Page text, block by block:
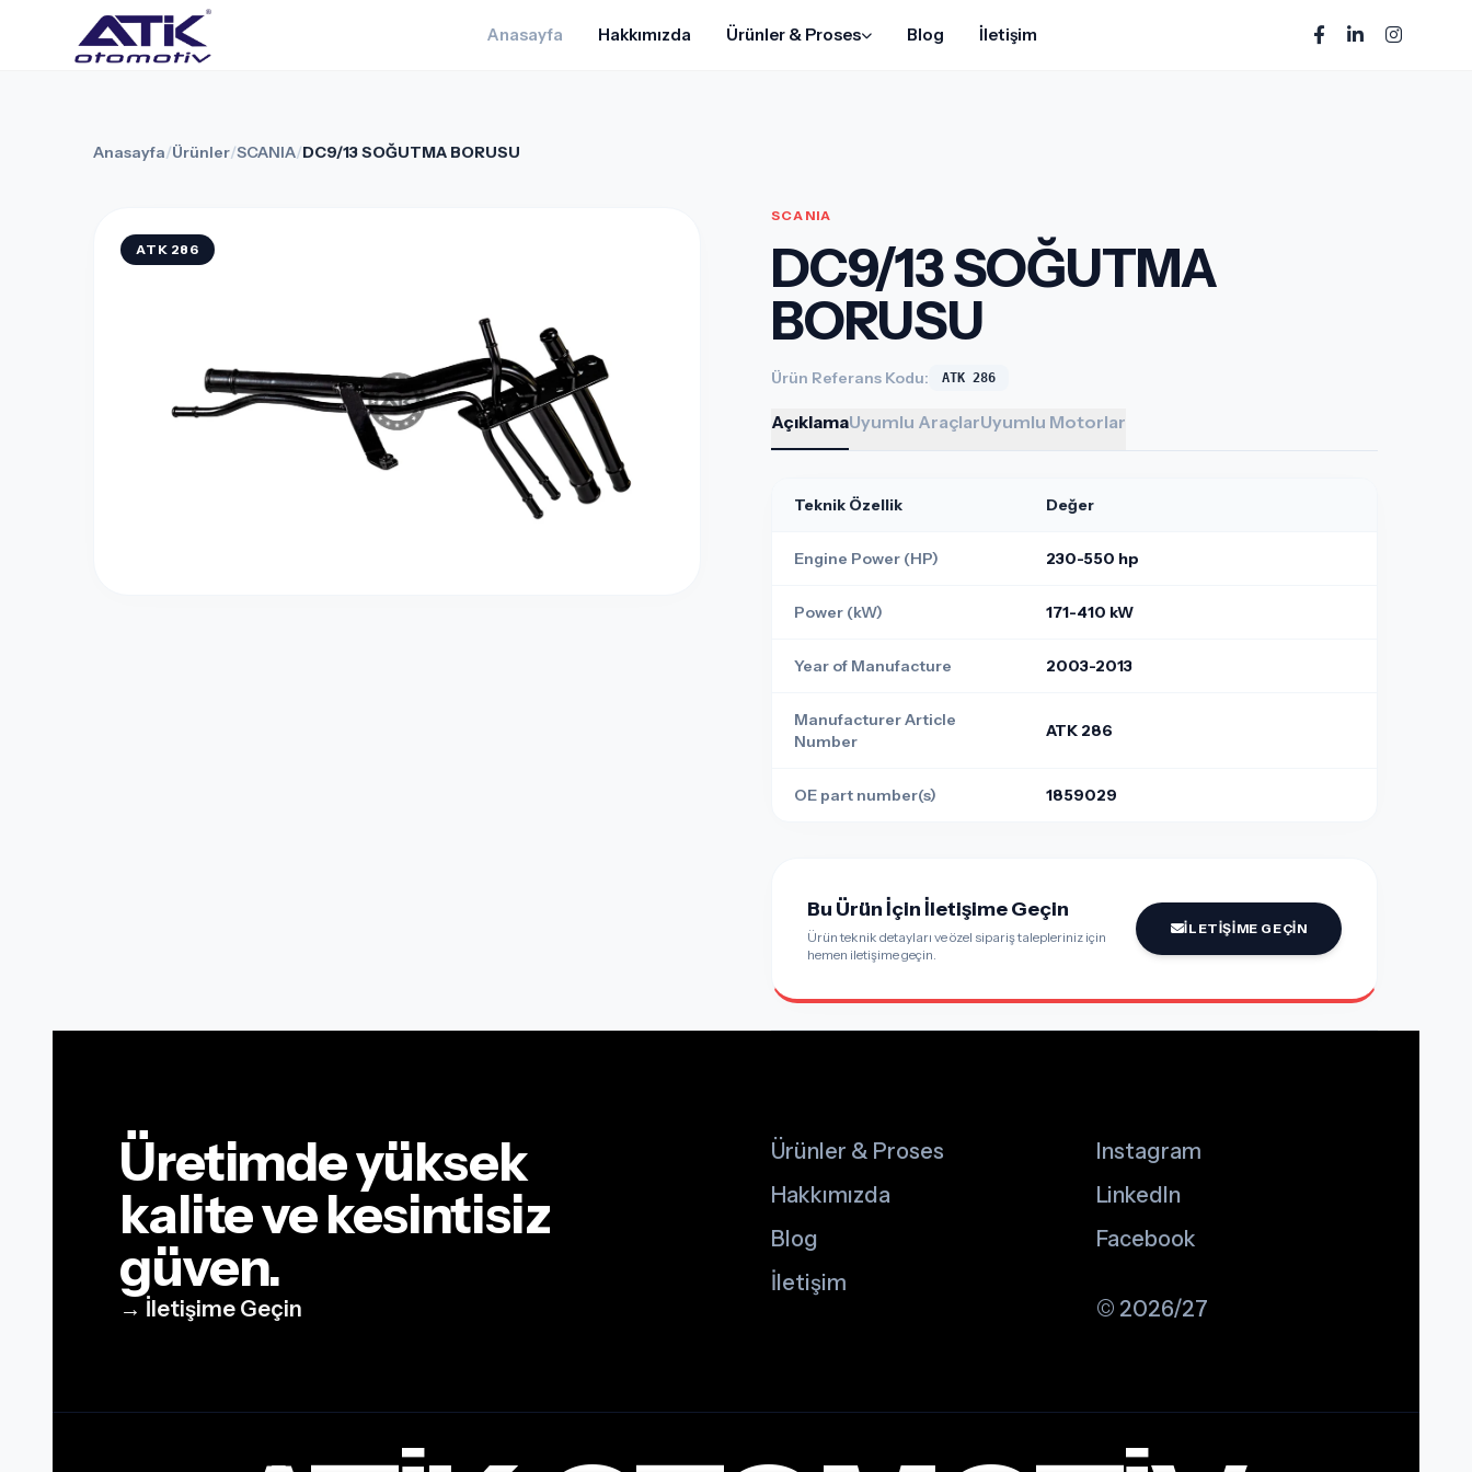
Anasayfa Hakkımızda Ürünler & Proses Blog İletişim
Anasayfa/Ürünler/SCANIA/DC9/13 SOĞUTMA BORUSU
ATK 286
SCANIA
DC9/13 SOĞUTMA
BORUSU
Ürün Referans Kodu: ATK 286
AçıklamaUyumlu AraçlarUyumlu Motorlar
Teknik Özellik Değer
Engine Power (HP) 230-550 hp
Power (kW) 171-410 kW
Year of Manufacture 2003-2013
Manufacturer Article
Number
ATK 286
OE part number(s) 1859029
Bu Ürün İçin İletişime Geçin
Ürün teknik detayları ve özel sipariş talepleriniz için
hemen iletişime geçin.
İLETIŞIME GEÇIN
Üretimde yüksek
kalite ve kesintisiz
güven.
→ İletişime Geçin
Ürünler & Proses
Hakkımızda
Blog
İletişim
Instagram
LinkedIn
Facebook
© 2026/27